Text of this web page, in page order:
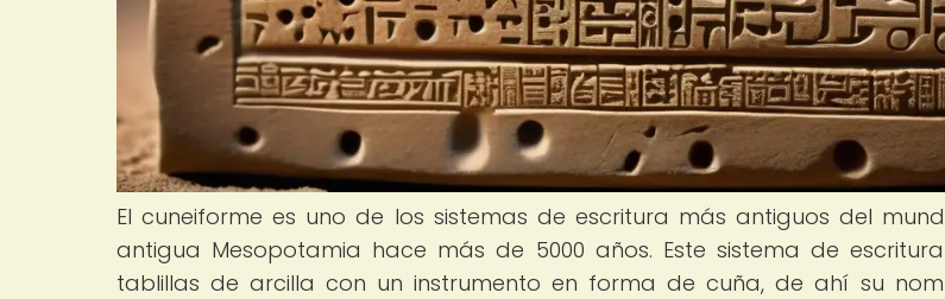
El cuneiforme es uno de los sistemas de escritura más antiguos del
antigua Mesopotamia hace más de 5000 años. Este sistema de
tablillas de arcilla con un instrumento en forma de cuña, de ahí su